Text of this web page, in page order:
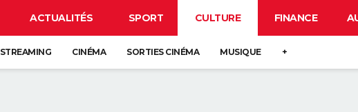
ACTUALITÉS SPORT CULTURE FINANCE
STREAMING CINÉMA SORTIES CINÉMA MUSIQUE +